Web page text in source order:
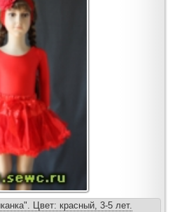
Цвет: красный, 3-5 лет.